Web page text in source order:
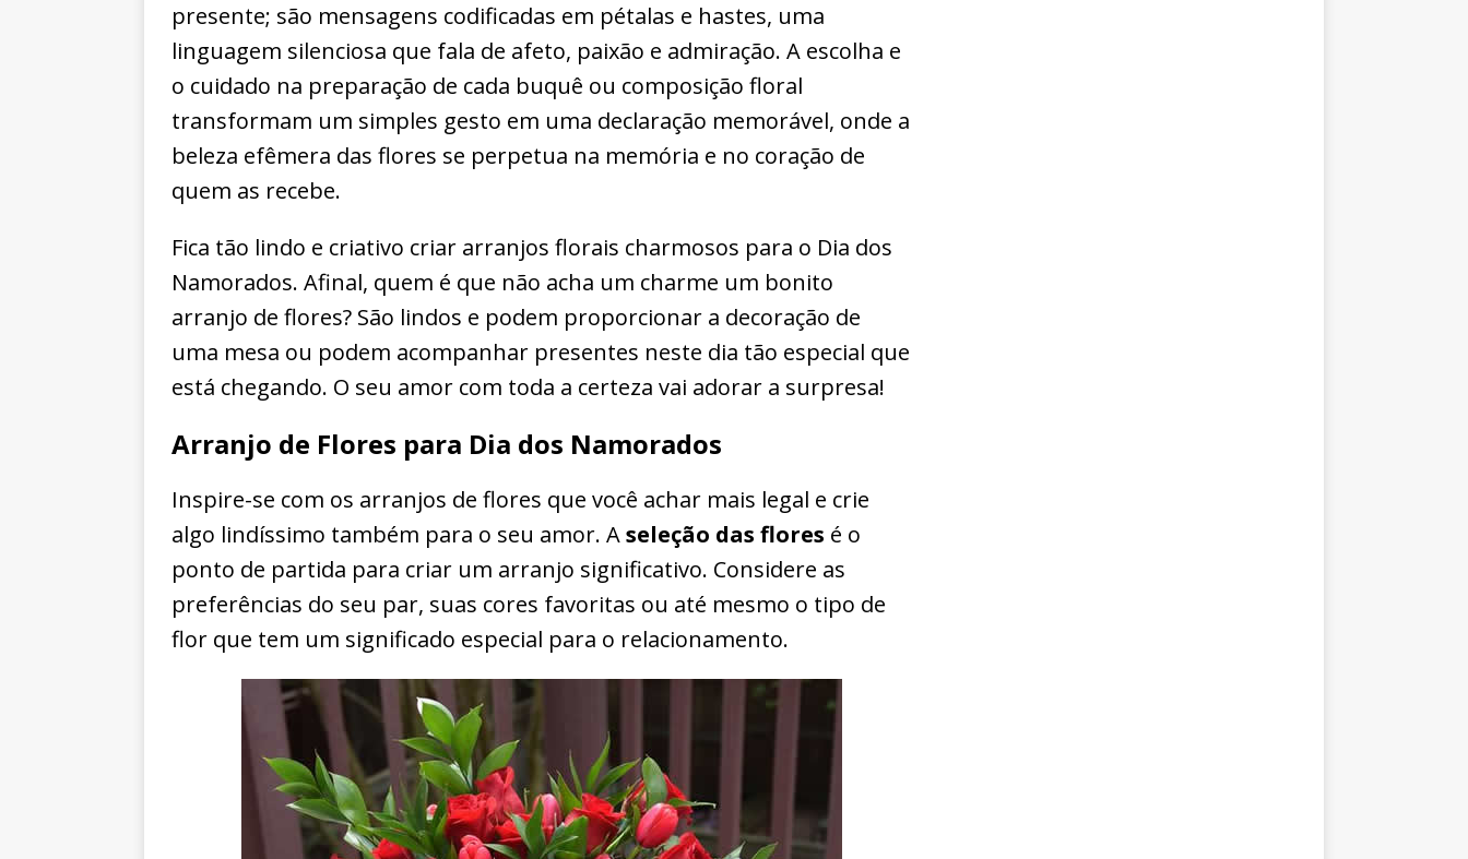
presente; são mensagens codificadas em pétalas e hastes, uma
linguagem silenciosa que fala de afeto, paixão e admiração. A escolha e
o cuidado na preparação de cada buquê ou composição floral
transformam um simples gesto em uma declaração memorável, onde a
beleza efêmera das flores se perpetua na memória e no coração de
quem as recebe.
Fica tão lindo e criativo criar arranjos florais charmosos para o Dia dos
Namorados. Afinal, quem é que não acha um charme um bonito
arranjo de flores? São lindos e podem proporcionar a decoração de
uma mesa ou podem acompanhar presentes neste dia tão especial que
está chegando. O seu amor com toda a certeza vai adorar a surpresa!
Arranjo de Flores para Dia dos Namorados
Inspire-se com os arranjos de flores que você achar mais legal e crie
algo lindíssimo também para o seu amor. Aseleção das flores é o
ponto de partida para criar um arranjo significativo. Considere as
preferências do seu par, suas cores favoritas ou até mesmo o tipo de
flor que tem um significado especial para o relacionamento.